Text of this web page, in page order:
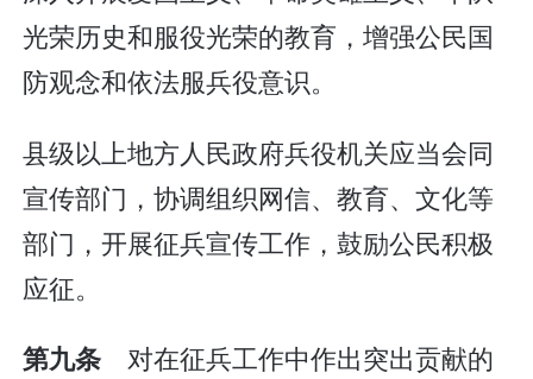
光荣历史和服役光荣的教育，增强公民国
防观念和依法服兵役意识。
县级以上地方人民政府兵役机关应当会同
宣传部门，协调组织网信、教育、文化等
部门，开展征兵宣传工作，鼓励公民积极
应征。
第九条 对在征兵工作中作出突出贡献的